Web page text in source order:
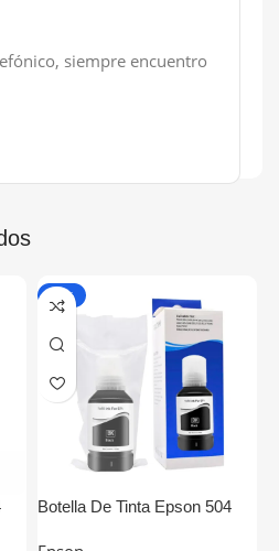
siempre encuentro
-20%
Botella De Tinta Epson 504